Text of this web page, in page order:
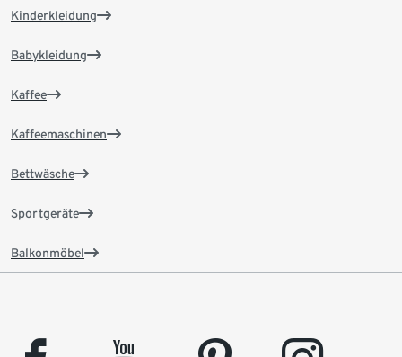
Kinderkleidung
Babykleidung
Kaffee
Kaffeemaschinen
Bettwäsche
Sportgeräte
Balkonmöbel